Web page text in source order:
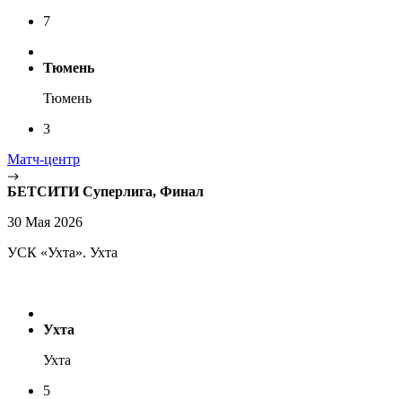
7
Тюмень
Тюмень
3
Матч-центр
БЕТСИТИ Суперлига, Финал
30 Мая 2026
УСК «Ухта». Ухта
Ухта
Ухта
5